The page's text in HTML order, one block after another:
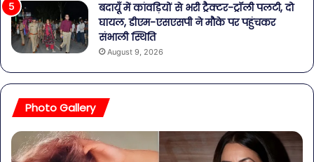
बदायूँ में कांवड़ियों से भरी ट्रैक्टर-ट्रॉली पलटी, दो
घायल, डीएम-एसएसपी ने मौके पर पहुंचकर
संभाली स्थिति
August 9, 2026
Photo Gallery
बॉलीवुड
की